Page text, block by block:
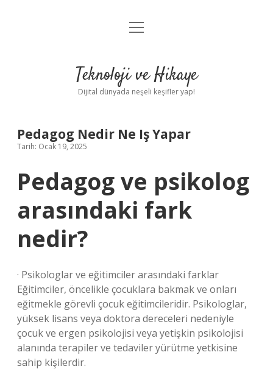
Anasayfa
Yasal Uyarı
menüyü
Teknoloji ve Hikaye
Dijital dünyada neşeli keşifler yap!
Pedagog Nedir Ne Iş Yapar
Tarih: Ocak 19, 2025
Pedagog ve psikolog
arasındaki fark
nedir?
· Psikologlar ve eğitimciler arasındaki farklar
Eğitimciler, öncelikle çocuklara bakmak ve onları
eğitmekle görevli çocuk eğitimcileridir. Psikologlar,
yüksek lisans veya doktora dereceleri nedeniyle
çocuk ve ergen psikolojisi veya yetişkin psikolojisi
alanında terapiler ve tedaviler yürütme yetkisine
sahip kişilerdir.